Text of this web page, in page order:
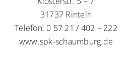
31737 Rinteln
Telefon: 0 57 21 / 402 – 222
www.spk-schaumburg.de